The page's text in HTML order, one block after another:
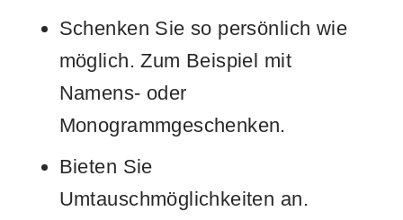
Schenken Sie so persönlich wie
möglich. Zum Beispiel mit
Namens- oder
Monogrammgeschenken.
Bieten Sie
Umtauschmöglichkeiten an.